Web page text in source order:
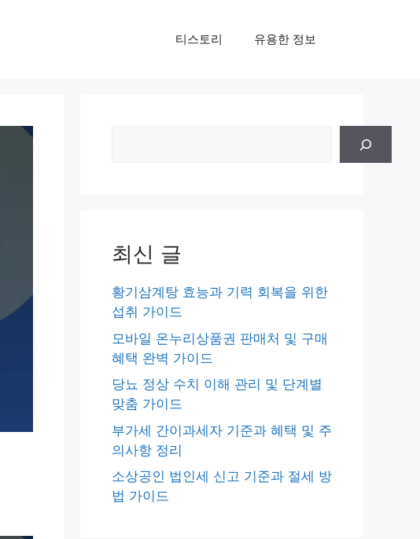
티스토리 유용한 정보
최신 글
황기삼계탕 효능과 기력 회복을 위한
섭취 가이드
모바일 온누리상품권 판매처 및 구매
혜택 완벽 가이드
당뇨 정상 수치 이해 관리 및 단계별
맞춤 가이드
부가세 간이과세자 기준과 혜택 및 주
의사항 정리
소상공인 법인세 신고 기준과 절세 방
법 가이드